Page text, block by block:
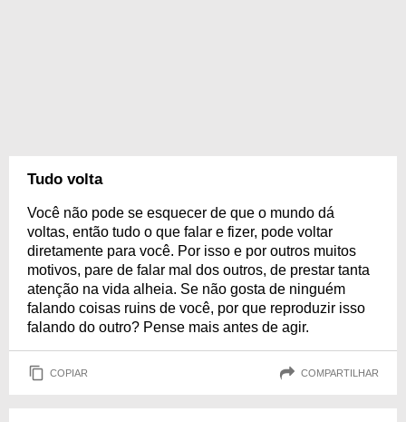
Tudo volta
Você não pode se esquecer de que o mundo dá
voltas, então tudo o que falar e fizer, pode voltar
diretamente para você. Por isso e por outros muitos
motivos, pare de falar mal dos outros, de prestar tanta
atenção na vida alheia. Se não gosta de ninguém
falando coisas ruins de você, por que reproduzir isso
falando do outro? Pense mais antes de agir.
COPIAR COMPARTILHAR